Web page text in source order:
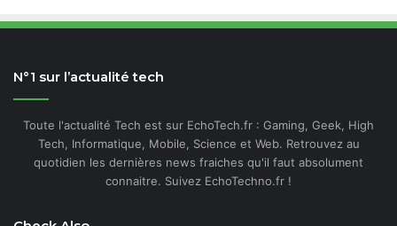
N°1 sur l’actualité tech
Toute l'actualité Tech est sur EchoTech.fr : Gaming, Geek, High
Tech, Informatique, Mobile, Science et Web. Retrouvez au
quotidien les dernières news fraiches qu'il faut absolument
connaitre. Suivez EchoTechno.fr !